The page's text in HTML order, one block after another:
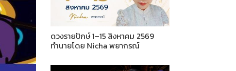
ดวงรายปักษ์ 1–15 สิงหาคม 2569
ทำนายโดย Nicha พยากรณ์